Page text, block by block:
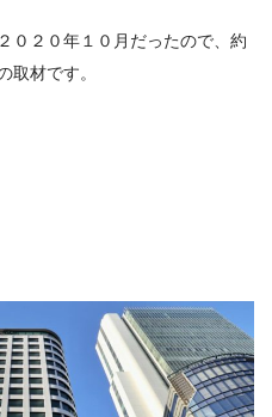
０２０年１０月だったので、約
取材です。